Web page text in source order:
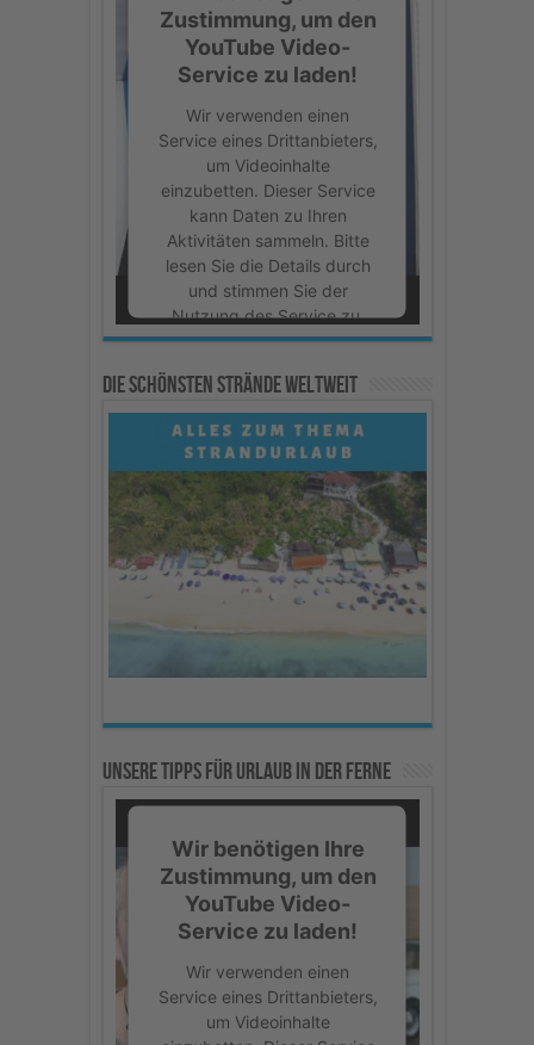
Zustimmung, um den
YouTube Video-
Service zu laden!
Wir verwenden einen
Service eines Drittanbieters,
um Videoinhalte
einzubetten. Dieser Service
kann Daten zu Ihren
Aktivitäten sammeln. Bitte
lesen Sie die Details durch
und stimmen Sie der
Nutzung des Service zu,
um dieses Video
Mehr Informationen
Akzeptieren
powered by Usercentrics
Consent Management
Platform
Die schönsten Strände weltweit
Unsere Tipps für Urlaub in der Ferne
Wir benötigen Ihre
Zustimmung, um den
YouTube Video-
Service zu laden!
Wir verwenden einen
Service eines Drittanbieters,
um Videoinhalte